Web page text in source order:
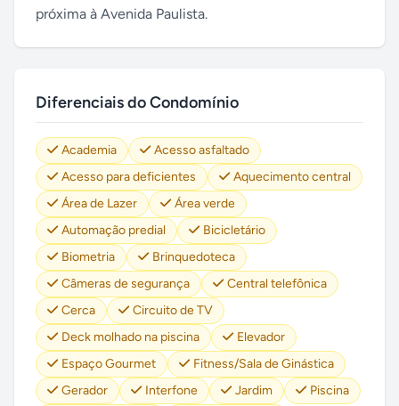
próxima à Avenida Paulista.
Diferenciais do Condomínio
Academia
Acesso asfaltado
Acesso para deficientes
Aquecimento central
Área de Lazer
Área verde
Automação predial
Bicicletário
Biometria
Brinquedoteca
Câmeras de segurança
Central telefônica
Cerca
Circuito de TV
Deck molhado na piscina
Elevador
Espaço Gourmet
Fitness/Sala de Ginástica
Gerador
Interfone Jardim Piscina